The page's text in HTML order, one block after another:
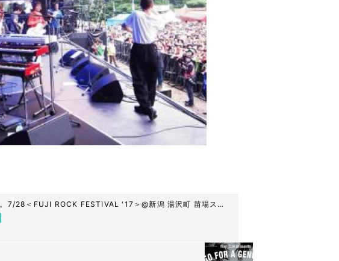
7/28＜FUJI ROCK FESTIVAL '17＞@新潟 湯沢町 苗場スキ